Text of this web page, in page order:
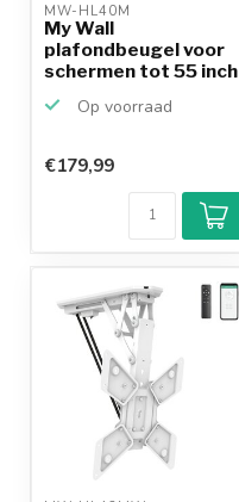
MW-HL40M
My Wall
plafondbeugel voor
schermen tot 55 inch
Op voorraad
€179,99